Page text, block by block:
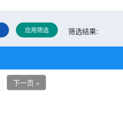
应用筛选 筛选结果:
下一页 »